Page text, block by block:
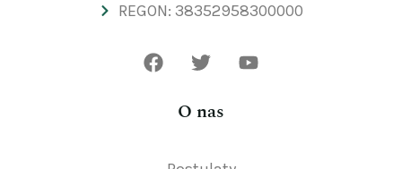
REGON: 38352958300000
O nas